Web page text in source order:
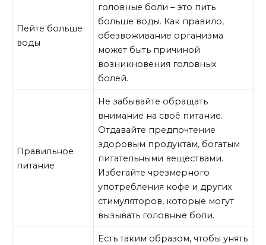
Пейте больше
воды
головные боли – это пить
больше воды. Как правило,
обезвоживание организма
может быть причиной
возникновения головных
болей.
Правильное
питание
Не забывайте обращать
внимание на своё питание.
Отдавайте предпочтение
здоровым продуктам, богатым
питательными веществами.
Избегайте чрезмерного
употребления кофе и других
стимуляторов, которые могут
вызывать головные боли.
Есть таким образом, чтобы унять